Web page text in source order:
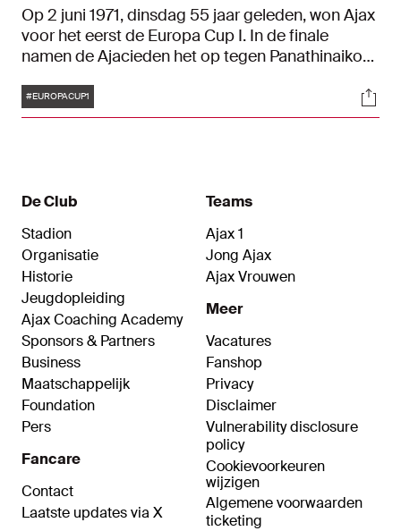
Op 2 juni 1971, dinsdag 55 jaar geleden, won Ajax
voor het eerst de Europa Cup I. In de finale
namen de Ajacieden het op tegen Panathinaikos.
dat Ajax met 2-0 wist te winnen. Bij terugkeer in
Amsterdam werden de Ajacieden en trainer Rinus
Tags
#EUROPACUP1
De Club
Stadion
Organisatie
Historie
Jeugdopleiding
Ajax Coaching Academy
Sponsors & Partners
Business
Maatschappelijk
Foundation
Pers
Fancare
Contact
Laatste updates via X
Teams
Ajax 1
Jong Ajax
Ajax Vrouwen
Meer
Vacatures
Fanshop
Privacy
Disclaimer
Vulnerability disclosure
policy
Cookievoorkeuren
wijzigen
Algemene voorwaarden
ticketing